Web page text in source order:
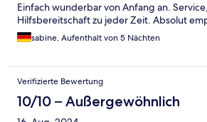
Einfach wunderbar von Anfang an.
Hilfsbereitschaft zu jeder Zeit. Absolut
sabine, Aufenthalt von 5 Nächten
Verifizierte Bewertung
10/10 – Außergewöhnlich